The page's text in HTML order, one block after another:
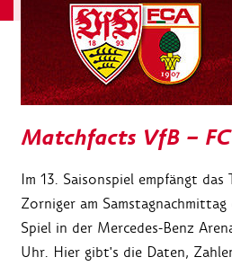
Matchfacts VfB –
Im 13. Saisonspiel empfängt das
Zorniger am Samstagnachmittag
Spiel in der Mercedes-Benz
Uhr. Hier gibt's die Daten,